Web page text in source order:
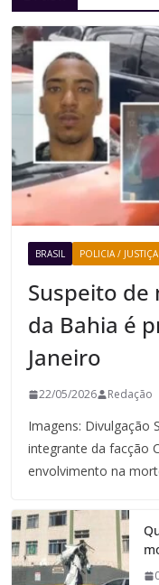
BRASIL POLICIA / JUSTIÇA
Suspeito
da Bahia é
Janeiro
22/05/2026 Redação
Imagens: Divulgação
integrante da facção
envolvimento na